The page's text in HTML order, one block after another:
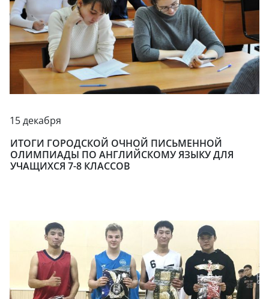
15 декабря
ИТОГИ ГОРОДСКОЙ ОЧНОЙ ПИСЬМЕННОЙ
ОЛИМПИАДЫ ПО АНГЛИЙСКОМУ ЯЗЫКУ ДЛЯ
УЧАЩИХСЯ 7-8 КЛАССОВ